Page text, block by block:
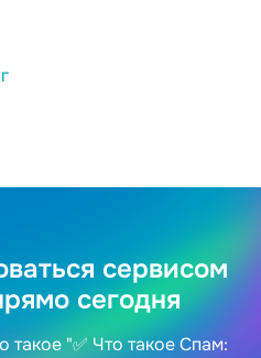
сервисом
сегодня
такое "✅ Что такое Спам: